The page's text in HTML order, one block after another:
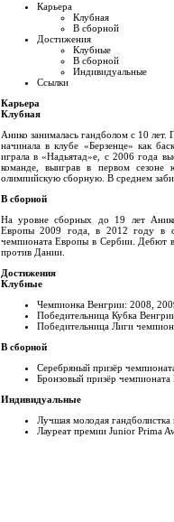
Карьера
Клубная
В сборной
Достижения
Клубные
В сборной
Индивидуальные
Ссылки
Карьера
Клубная
Анико занималась гандболом с 10
начинала в клубе «Берзенце» как
играла в «Надьятад»е, с 2006 года
команде, выиграв в первом
олимпийскую сборную. В среднем
В сборной
На уровне сборных до 19 лет
Европы 2009 года, в 2012 году в
чемпионата Европы в Сербии. Дебют
против Дании.
Достижения
Клубные
Чемпионка Венгрии: 2008,
Победительница Кубка
Победительница Лиги
В сборной
Серебряный призёр
Бронзовый призёр
Индивидуальные
Лучшая молодая
Лауреат премии Junior Prima